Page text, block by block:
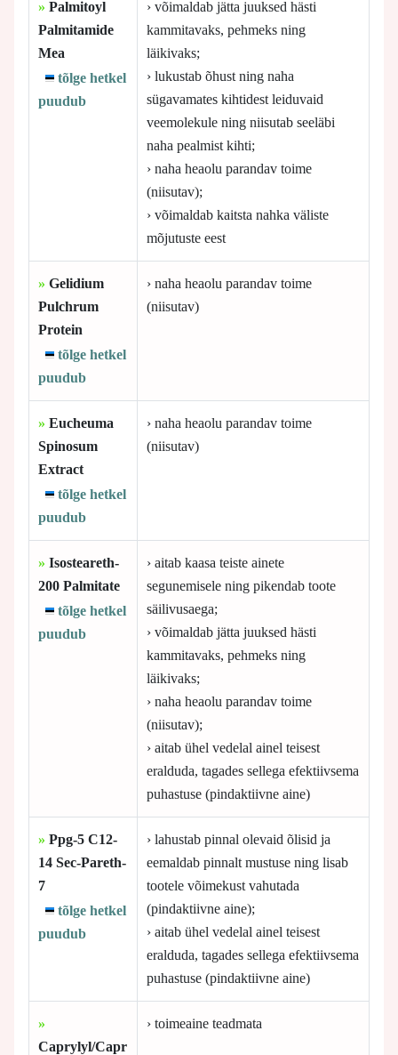
» Palmitoyl
Palmitamide
Mea
tõlge hetkel
puudub
› võimaldab jätta juuksed hästi
kammitavaks, pehmeks ning
läikivaks;
› lukustab õhust ning naha
sügavamates kihtidest leiduvaid
veemolekule ning niisutab seeläbi
naha pealmist kihti;
› naha heaolu parandav toime
(niisutav);
› võimaldab kaitsta nahka väliste
mõjutuste eest
» Gelidium
Pulchrum
Protein
tõlge hetkel
puudub
› naha heaolu parandav toime
(niisutav)
» Eucheuma
Spinosum
Extract
tõlge hetkel
puudub
› naha heaolu parandav toime
(niisutav)
» Isosteareth-
200 Palmitate
tõlge hetkel
puudub
› aitab kaasa teiste ainete
segunemisele ning pikendab toote
säilivusaega;
› võimaldab jätta juuksed hästi
kammitavaks, pehmeks ning
läikivaks;
› naha heaolu parandav toime
(niisutav);
› aitab ühel vedelal ainel teisest
eralduda, tagades sellega efektiivsema
puhastuse (pindaktiivne aine)
» Ppg-5 C12-
14 Sec-Pareth-
7
tõlge hetkel
puudub
› lahustab pinnal olevaid õlisid ja
eemaldab pinnalt mustuse ning lisab
tootele võimekust vahutada
(pindaktiivne aine);
› aitab ühel vedelal ainel teisest
eralduda, tagades sellega efektiivsema
puhastuse (pindaktiivne aine)
»
Caprylyl/Capr
› toimeaine teadmata